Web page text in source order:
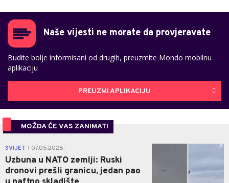
Naše vijesti ne morate da provjeravate
Budite bolje informisani od drugih, preuzmite Mondo mobilnu
aplikaciju
PREUZMI APLIKACIJU
MOŽDA ĆE VAS ZANIMATI
SVIJET 07.05.2026.
Uzbuna u NATO zemlji: Ruski
dronovi prešli granicu, jedan pao
0